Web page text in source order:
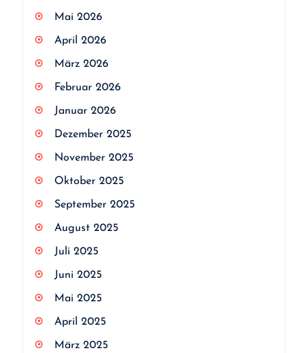
Mai 2026
April 2026
März 2026
Februar 2026
Januar 2026
Dezember 2025
November 2025
Oktober 2025
September 2025
August 2025
Juli 2025
Juni 2025
Mai 2025
April 2025
März 2025